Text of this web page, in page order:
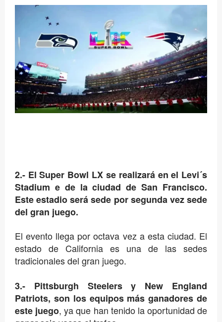
2.- El Super Bowl LX se realizará en el Levi´s
Stadium e de la ciudad de San Francisco.
Este estadio será sede por segunda vez sede
del gran juego.
El evento llega por octava vez a esta ciudad. El
estado de California es una de las sedes
tradicionales del gran juego.
3.- Pittsburgh Steelers y New England
Patriots, son los equipos más ganadores de
este juego, ya que han tenido la oportunidad de